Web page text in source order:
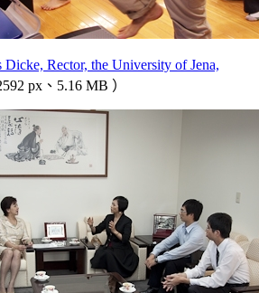
Rector, the University of Jena,
px、5.16 MB ）